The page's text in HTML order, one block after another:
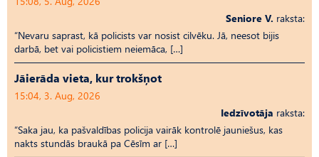
Seniore V. raksta:
“Nevaru saprast, kā policists var nosist cilvēku. Jā, neesot bijis
darbā, bet vai policistiem neiemāca, […]
Jāierāda vieta, kur trokšņot
15:04, 3. Aug, 2026
Iedzīvotāja raksta:
“Saka jau, ka pašvaldības policija vairāk kontrolē jauniešus, kas
nakts stundās braukā pa Cēsīm ar […]